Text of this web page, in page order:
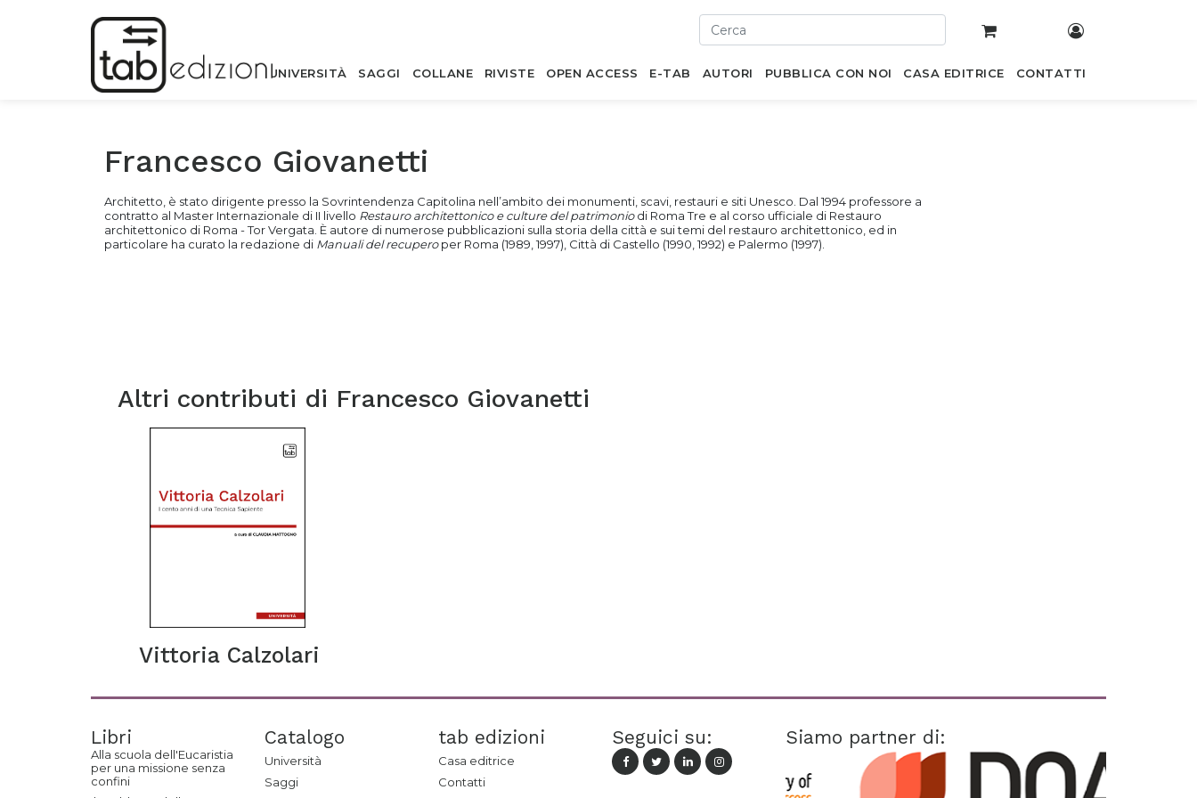
UNIVERSITÀ SAGGI COLLANE RIVISTE OPEN ACCESS E-TAB AUTORI PUBBLICA CON NOI CASA EDITRICE CONTATTI
Francesco Giovanetti
Architetto, è stato dirigente presso la Sovrintendenza Capitolina nell’ambito dei monumenti, scavi, restauri e siti Unesco. Dal 1994 professore a
contratto al Master Internazionale di II livello Restauro architettonico e culture del patrimoniodi Roma Tre e al corso ufficiale di Restauro
architettonico di Roma - Tor Vergata. È autore di numerose pubblicazioni sulla storia della città e sui temi del restauro architettonico, ed in
particolare ha curato la redazione di Manuali del recuperoper Roma (1989, 1997), Città di Castello (1990, 1992) e Palermo (1997).
Altri contributi di Francesco Giovanetti
Vittoria Calzolari
Libri
Alla scuola dell'Eucaristia
per una missione senza
confini
Catalogo
Università
Saggi
tab edizioni
Casa editrice
Contatti
Seguici su: Siamo partner di: